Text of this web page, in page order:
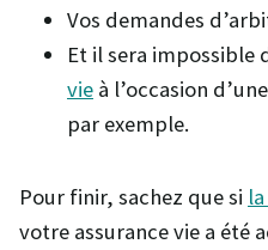
Vos demandes
Et il sera impossible
vie à l’occasion
par exemple.
Pour finir, sachez que si
votre assurance vie a été